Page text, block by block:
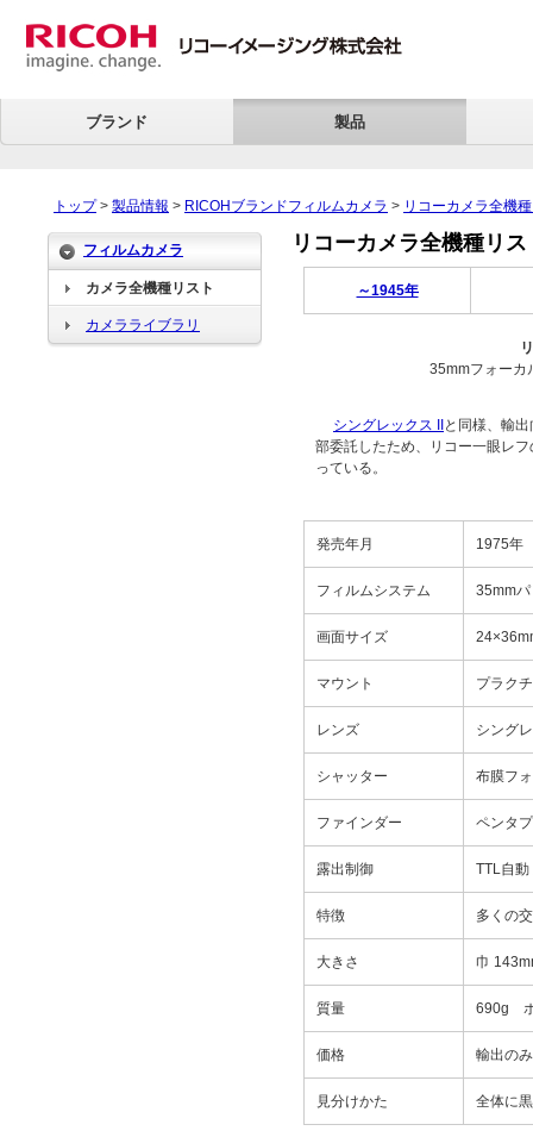
ブランド 製品
トップ > 製品情報 > RICOHブランドフィルムカメラ > リコーカメラ全機
リコーカメラ全機種リ
～1945年
35mmフォーカ
シングレックス II
と同様、輸
部委託したため、リコー一眼レ
っている。
発売年月 1975年
フィルムシステム 35mm
画面サイズ
マウント プラク
レンズ シング
シャッター 布膜フ
ファインダー ペンタ
露出制御 TTL自
特徴 多くの
大きさ 巾
質量 690g
価格 輸出のみ
見分けかた 全体に
フィルムカメラ
カメラ全機種リスト
カメラライブラリ